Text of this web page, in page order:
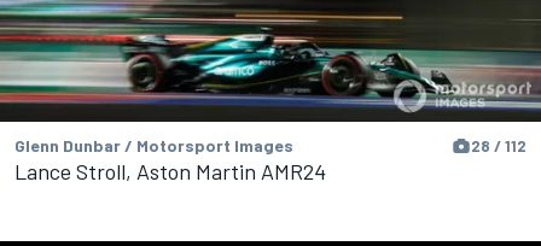
Glenn Dunbar / Motorsport Images 28 / 112
Lance Stroll, Aston Martin AMR24